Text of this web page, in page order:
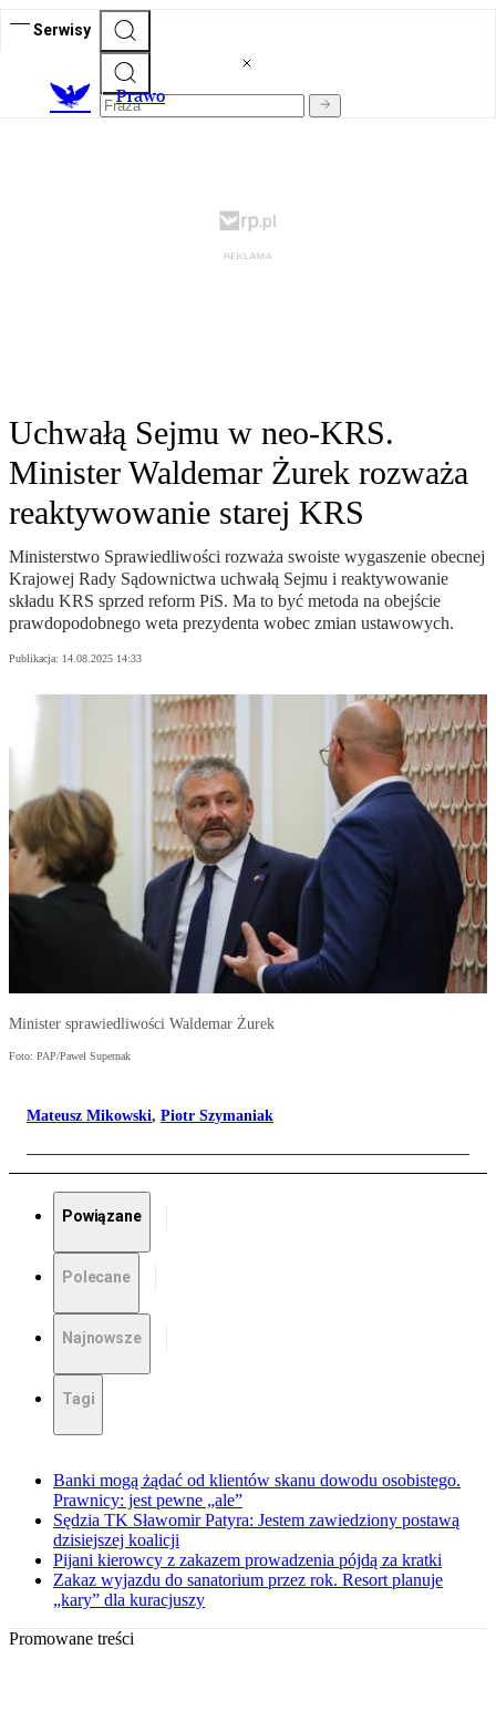
Serwisy
Prawo
Uchwałą Sejmu w neo-KRS.
Minister Waldemar Żurek rozważa
reaktywowanie starej KRS
Ministerstwo Sprawiedliwości rozważa swoiste wygaszenie obecnej
Krajowej Rady Sądownictwa uchwałą Sejmu i reaktywowanie
składu KRS sprzed reform PiS. Ma to być metoda na obejście
prawdopodobnego weta prezydenta wobec zmian ustawowych.
Publikacja: 14.08.2025 14:33
Minister sprawiedliwości Waldemar Żurek
Foto: PAP/Paweł Supernak
Mateusz Mikowski, Piotr Szymaniak
Powiązane
Polecane
Najnowsze
Tagi
Banki mogą żądać od klientów skanu dowodu osobistego.
Prawnicy: jest pewne „ale”
Sędzia TK Sławomir Patyra: Jestem zawiedziony postawą
dzisiejszej koalicji
Pijani kierowcy z zakazem prowadzenia pójdą za kratki
Zakaz wyjazdu do sanatorium przez rok. Resort planuje
„kary” dla kuracjuszy
Promowane treści